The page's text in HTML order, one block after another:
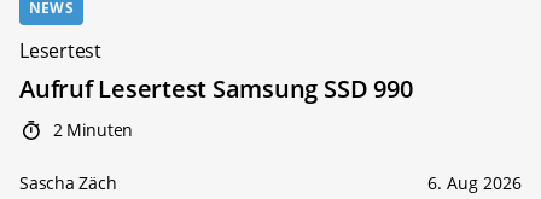
NEWS
Lesertest
Aufruf Lesertest Samsung SSD 990
2 Minuten
Sascha Zäch 6. Aug 2026